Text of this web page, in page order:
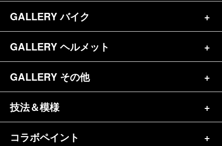
お問合せ
参考価格
キャンディペイントとは？
メディア掲載（18）
ペイントワンポイント（9）
バイク（180）
ヘルメット（84）
GALLERY バイク
バイク一覧（184）
ハーレー（141）
ホンダ（20）
GALLERY ヘルメット
ヘルメット一覧（139）
半ヘル（39）
GALLERY その他
その他一覧（92）
自転車&三輪車（11）
技法＆模様
シンプル（38）
コラボペイント